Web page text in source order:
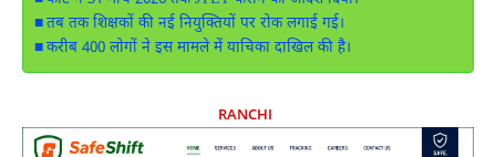
तब तक शिक्षकों की नई नियुक्तियों पर रोक लगाई गई।
करीब 400 लोगों ने इस मामले में याचिका दाखिल की है।
RANCHI